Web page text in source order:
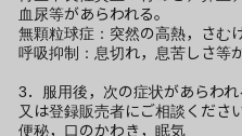
血尿等があらわれる。
無顆粒球症：突然の高熱，さむ
呼吸抑制：息切れ，息苦しさ等
3．服用後，次の症状があらわ
又は登録販売者にご相談くださ
便秘，口のかわき，眠気